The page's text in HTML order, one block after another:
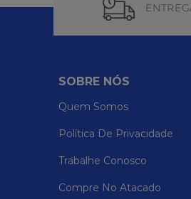
SOBRE NÓS
Quem Somos
Política De Privacidade
Trabalhe Conosco
Compre No Atacado